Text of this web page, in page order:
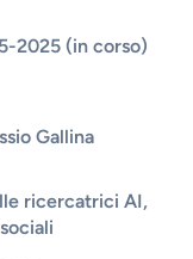
2025 (in corso)
Gallina
ricercatrici AI,